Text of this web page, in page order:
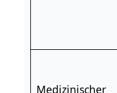
Medizinischer